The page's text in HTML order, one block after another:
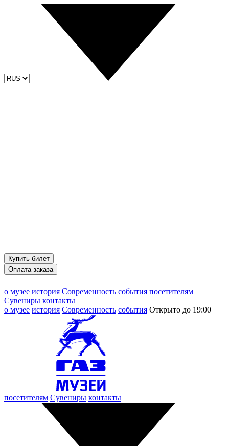
Купить билет
Оплата заказа
о музее история Современность события посетителям
Сувениры контакты
о музее история Современность события Открыто до 19:00
посетителям Сувениры контакты